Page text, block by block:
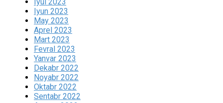
Iyun 2023
May 2023
Aprel 2023
Mart 2023
Fevral 2023
Yanvar 2023
Dekabr 2022
Noyabr 2022
Oktabr 2022
Sentabr 2022